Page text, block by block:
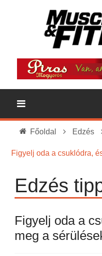
Főoldal Edzés
Figyelj oda a csuklódra,
Edzés
Figyelj oda a
meg a